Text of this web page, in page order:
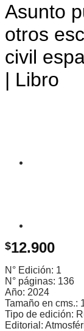
Asunto
otros
civil
| Libro
$12.900
N° Edición: 1
N° páginas: 136
Año: 2024
Tamaño en cms.:
Tipo de edición:
Editorial: